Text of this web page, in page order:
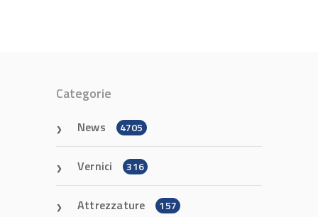
Categorie
News 4705
Vernici 316
Attrezzature 157